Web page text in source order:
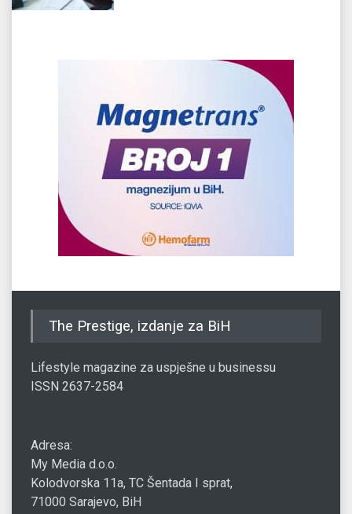
The Prestige, izdanje za BiH
Lifestyle magazine za uspješne u businessu
ISSN 2637-2584
Adresa:
My Media d.o.o.
Kolodvorska 11a, TC Šentada I sprat,
71000 Sarajevo, BiH